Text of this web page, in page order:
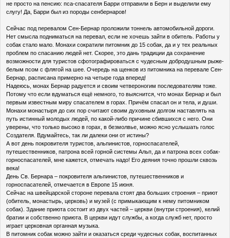
не просто на пенсию: пса-спасателя Барри отправили в Берн и выделили ему
слугу! Да, Барри был из породы сенбернаров!
Сейчас под перевалом Сен-Бернар проложили тоннель автомобильной дороги.
Нет смысла подниматься на перевал, если не хочешь зайти в обитель. Работы у
собак стало мало. Монахи сократили питомник до 15 собак, да и у тех реальных
проблем по спасанию людей нет. Скорее, это дань традиции да сохранение
возможности для туристов сфотографироваться с чудесным добродушным рыже-
белым псом с флягой на шее. Очередь на щенков из питомника на перевале Сен-
Бернар, расписана примерно на четыре года вперед!
Надеюсь, монах Бернар радуется и своим четвероногим последователям тоже.
Потому что если вдуматься ещё немного, то выяснится, что монах Бернар и был
первым известным миру спасателем в горах. Причём спасал он и тела, и души.
Монахи монастыря до сих пор считают своим духовным долгом наставлять на
путь истинный молодых людей, по какой-либо причине сбившихся с него. Они
уверены, что только высоко в горах, в безмолвье, можно ясно услышать голос
Создателя. Вдумайтесь, так ли далеки они от истины?
А вот день покровителя туристов, альпинистов, горноспасателей,
путешественников, патрона всей горной системы Альп, да и патрона всех собак-
горноспасателей, мне кажется, отмечать надо! Его деяния точно прошли сквозь
века!
День Св. Бернара – покровителя альпинистов, путешественников и
горноспасателей, отмечается в Европе 15 июня.
Сейчас на швейцарской стороне перевала стоят два больших строения – приют
(обитель, монастырь, церковь) и музей (с примыкающим к нему питомником
собак). Здание приюта состоит из двух частей – церкви (внутри строения), келий
братии и собственно приюта. В церкви идут службы, а когда служб нет, просто
играет церковная органная музыка.
В питомник собак можно зайти и оказаться среди чудесных собак, воспитанных